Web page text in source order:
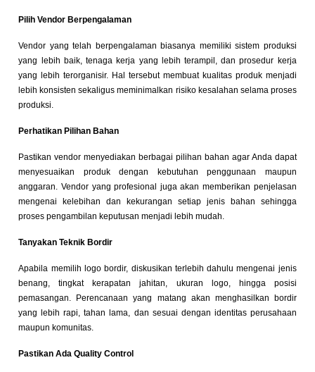
Pilih Vendor Berpengalaman
Vendor yang telah berpengalaman biasanya memiliki sistem produksi
yang lebih baik, tenaga kerja yang lebih terampil, dan prosedur kerja
yang lebih terorganisir. Hal tersebut membuat kualitas produk menjadi
lebih konsisten sekaligus meminimalkan risiko kesalahan selama proses
produksi.
Perhatikan Pilihan Bahan
Pastikan vendor menyediakan berbagai pilihan bahan agar Anda dapat
menyesuaikan produk dengan kebutuhan penggunaan maupun
anggaran. Vendor yang profesional juga akan memberikan penjelasan
mengenai kelebihan dan kekurangan setiap jenis bahan sehingga
proses pengambilan keputusan menjadi lebih mudah.
Tanyakan Teknik Bordir
Apabila memilih logo bordir, diskusikan terlebih dahulu mengenai jenis
benang, tingkat kerapatan jahitan, ukuran logo, hingga posisi
pemasangan. Perencanaan yang matang akan menghasilkan bordir
yang lebih rapi, tahan lama, dan sesuai dengan identitas perusahaan
maupun komunitas.
Pastikan Ada Quality Control